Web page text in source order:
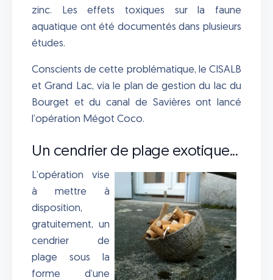
zinc. Les effets toxiques sur la faune
aquatique ont été documentés dans plusieurs
études.
Conscients de cette problématique, le CISALB
et Grand Lac, via le plan de gestion du lac du
Bourget et du canal de Savières ont lancé
l’opération Mégot Coco.
Un cendrier de plage exotique...
L’opération vise
à mettre à
disposition,
gratuitement, un
cendrier de
plage sous la
forme d’une